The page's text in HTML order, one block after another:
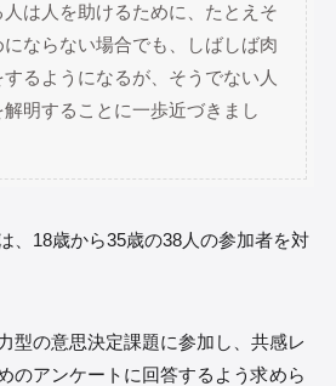
は人を助けるために、たとえそ
ならない場合でも、しばしば肉
るようになるが、そうでない人
明することに一歩近づきまし
、18歳から35歳の38人の参加者を対
型の意思決定課題に参加し、共感レ
のアンケートに回答するよう求めら